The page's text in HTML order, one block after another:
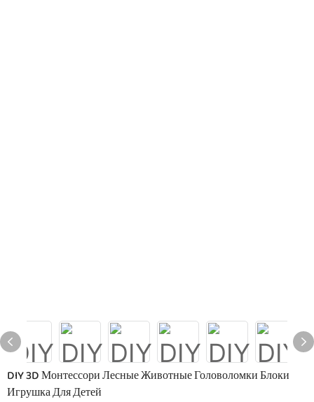
DIY 3D Монтессори Лесные Животные Головоломки Блоки
Игрушка Для Детей